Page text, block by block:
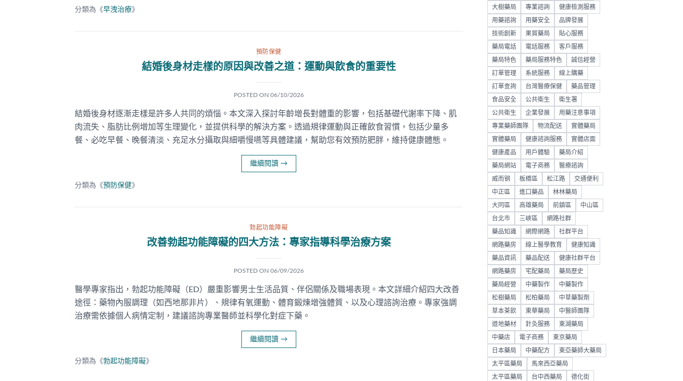
分類為《早洩治療》
預防保健
結婚後身材走樣的原因與改善之道：運動與飲食的重要性
POSTED ON 06/10/2026
結婚後身材逐漸走樣是許多人共同的煩惱。本文深入探討年齡增長對體重的影響，包括基礎代謝率下降、肌
肉流失、脂肪比例增加等生理變化，並提供科學的解決方案。透過規律運動與正確飲食習慣，包括少量多
餐、必吃早餐、晚餐清淡、充足水分攝取與細嚼慢嚥等具體建議，幫助您有效預防肥胖，維持健康體態。
繼續閱讀 →
分類為《預防保健》
勃起功能障礙
改善勃起功能障礙的四大方法：專家指導科學治療方案
POSTED ON 06/09/2026
醫學專家指出，勃起功能障礙（ED）嚴重影響男士生活品質、伴侶關係及職場表現。本文詳細介紹四大改善
途徑：藥物內服調理（如西地那非片）、規律有氧運動、體育鍛煉增強體質、以及心理諮詢治療。專家強調
治療需依據個人病情定制，建議諮詢專業醫師並科學化對症下藥。
繼續閱讀 →
分類為《勃起功能障礙》
大樹藥局 專業諮詢 健康檢測服務
用藥諮詢 用藥安全 品牌發展
技術創新 果貿藥局 貼心服務
藥局電話 電話服務 客戶服務
藥局特色 藥局服務特色 誠信經營
訂單管理 系統服務 線上購藥
訂單查詢 台灣醫療保健 藥品管理
食品安全 公共衛生 衛生署
公共衛生 企業發展 用藥注意事項
專業藥師團隊 物流配送 實體藥局
實體藥局 健康諮詢服務 實體店面
健康產品 用戶體驗 藥局介紹
藥局網站 電子商務 醫療諮詢
威而钢 板橋區 松江路 交通便利
中正區 進口藥品 林林藥局
大同區 高雄藥局 前鎮區 中山區
台北市 三峽區 網路社群
藥品知識 網際網路 社群平台
網路藥房 線上醫學教育 健康知識
藥品資訊 藥品配送 健康社群平台
網路藥房 宅配藥局 藥局歷史
藥局經營 中藥製作 中藥製作
松樹藥局 松柏藥局 中草藥製劑
草本茶飲 東華藥局 中醫師團隊
道地藥材 針灸服務 東湖藥局
中藥店 電子商務 東京藥局
日本藥局 中藥配方 東亞藥師大藥局
太平區藥局 馬來西亞藥局
太平區藥局 台中西藥局 德化街